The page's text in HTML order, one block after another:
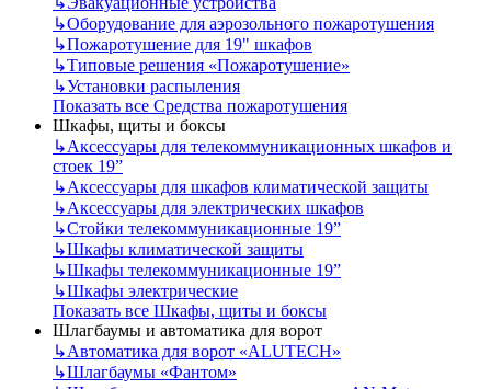
↳Оборудование для аэрозольного пожаротушения
↳Пожаротушение для 19" шкафов
↳Типовые решения «Пожаротушение»
↳Установки распыления
Показать все Средства пожаротушения
Шкафы, щиты и боксы
↳Аксессуары для телекоммуникационных шкафов и
стоек 19”
↳Аксессуары для шкафов климатической защиты
↳Аксессуары для электрических шкафов
↳Стойки телекоммуникационные 19”
↳Шкафы климатической защиты
↳Шкафы телекоммуникационные 19”
↳Шкафы электрические
Показать все Шкафы, щиты и боксы
Шлагбаумы и автоматика для ворот
↳Автоматика для ворот «ALUTECH»
↳Шлагбаумы «Фантом»